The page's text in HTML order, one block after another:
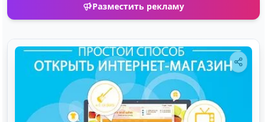
Разместить рекламу